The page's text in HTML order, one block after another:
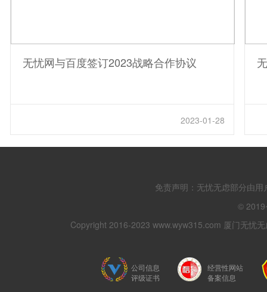
无忧网与百度签订2023战略合作协议
2023-01-28
免责声明：无忧无虑部分由
©
Copyright 2016-2023 www.wyw315.com 厦门无忧
公司信息
评级证书
经营性网站
备案信息